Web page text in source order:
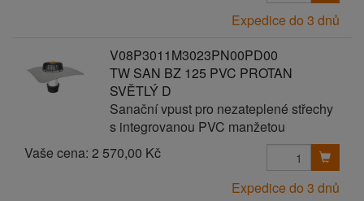
Expedice do 3 dnů
V08P3011M3023PN00PD00
TW SAN BZ 125 PVC PROTAN
SVĚTLÝ D
Sanační vpust pro nezateplené střechy
s integrovanou PVC manžetou
Vaše cena: 2 570,00 Kč
Expedice do 3 dnů